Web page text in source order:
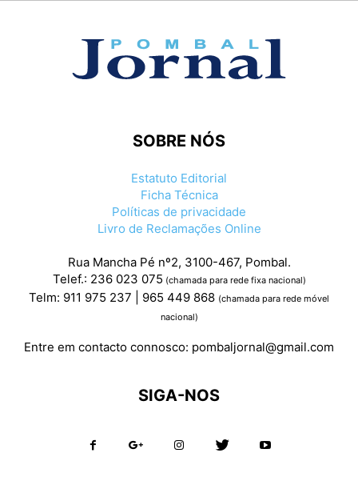
SOBRE NÓS
Estatuto Editorial
Ficha Técnica
Políticas de privacidade
Livro de Reclamações Online
Rua Mancha Pé nº2, 3100-467, Pombal.
Telef.: 236 023 075 (chamada para rede fixa nacional)
Telm: 911 975 237 | 965 449 868 (chamada para rede móvel
nacional)
Entre em contacto connosco: pombaljornal@gmail.com
SIGA-NOS